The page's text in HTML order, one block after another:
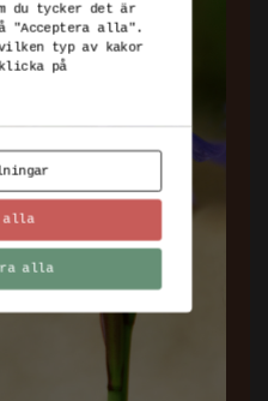
du tycker det är
"Acceptera alla".
typ av kakor
på
alla
alla